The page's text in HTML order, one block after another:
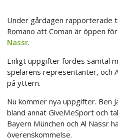
Under gårdagen rapporterade
Romano att Coman är öppen
Nassr.
Enligt uppgifter fördes samtal
spelarens representanter, och
på yttern.
Nu kommer nya uppgifter. Ben
bland annat GiveMeSport och
Bayern München och Al Nassr
överenskommelse.